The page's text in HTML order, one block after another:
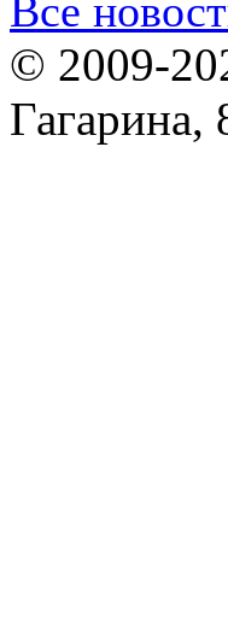
Все
© 2009-
Гагарина,